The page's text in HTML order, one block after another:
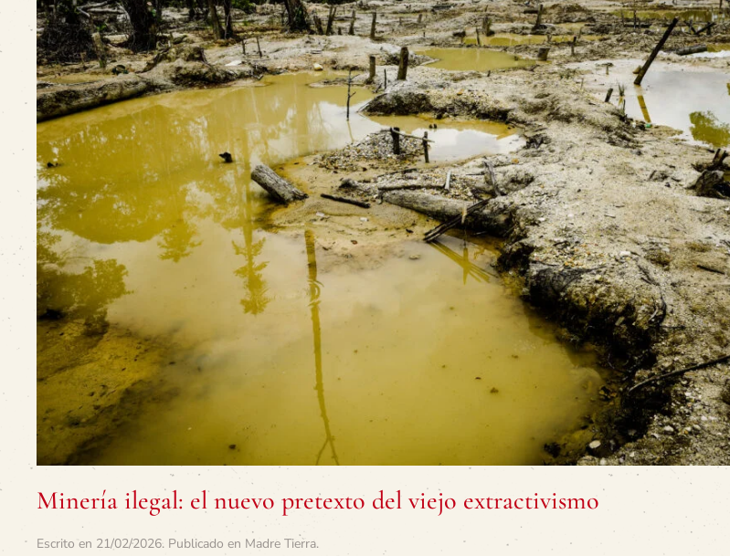
Minería ilegal: el nuevo pretexto del viejo extractivismo
Escrito en 21/02/2026. Publicado en Madre Tierra.